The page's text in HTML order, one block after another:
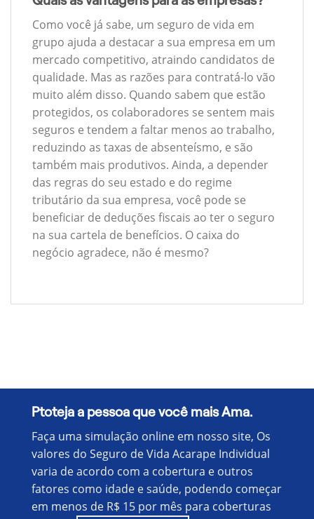
Como você já sabe, um seguro de vida em
grupo ajuda a destacar a sua empresa em um
mercado competitivo, atraindo candidatos de
qualidade. Mas as razões para contratá-lo vão
muito além disso. Quando sabem que estão
protegidos, os colaboradores se sentem mais
seguros e tendem a faltar menos ao trabalho,
reduzindo as taxas de absenteísmo, e são
também mais produtivos. Ainda, a depender
das regras do seu estado e do regime
tributário da sua empresa, você pode se
beneficiar de deduções fiscais ao ter o seguro
na sua cartela de benefícios. O caixa do
negócio agradece, não é mesmo?
Ptoteja a pessoa que você mais Ama.
Faça uma simulação online em nosso site, Os
valores do Seguro de Vida Acarape Individual
varia de acordo com a cobertura e outros
fatores como idade e saúde, podendo começar
em menos de R$ 15 por mês para coberturas